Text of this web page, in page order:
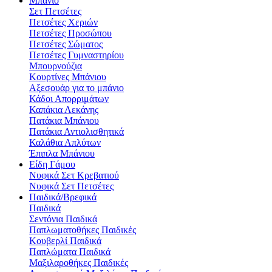
Σετ Πετσέτες
Πετσέτες Χεριών
Πετσέτες Προσώπου
Πετσέτες Σώματος
Πετσέτες Γυμναστηρίου
Μπουρνούζια
Κουρτίνες Μπάνιου
Αξεσουάρ για το μπάνιο
Κάδοι Απορριμάτων
Καπάκια Λεκάνης
Πατάκια Μπάνιου
Πατάκια Αντιολισθητικά
Καλάθια Απλύτων
Έπιπλα Μπάνιου
Είδη Γάμου
Νυφικά Σετ Κρεβατιού
Νυφικά Σετ Πετσέτες
Παιδικά/Βρεφικά
Παιδικά
Σεντόνια Παιδικά
Παπλωματοθήκες Παιδικές
Κουβερλί Παιδικά
Παπλώματα Παιδικά
Μαξιλαροθήκες Παιδικές